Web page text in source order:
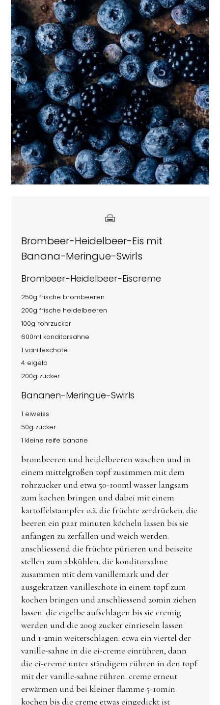
Brombeer-Heidelbeer-Eis mit
Banana-Meringue-Swirls
Brombeer-Heidelbeer-Eiscreme
250g frische brombeeren
200g frische heidelbeeren
100g rohrzucker
600ml konditorsahne
1 vanilleschote
4 eigelb
200g zucker
Bananen-Meringue-Swirls
1 eiweiss
50g zucker
1 kleine reife banane
brombeeren und heidelbeeren waschen und in
einem mittelgroßen topf zusammen mit dem
rohrzucker und etwa 50-100ml wasser langsam
zum kochen bringen und dabei mit einem
kartoffelstampfer o.ä. die früchte zerdrücken. die
beeren ein paar minuten köcheln lassen bis sie
anfangen zu zerfallen und weich werden.
anschliessend die früchte pürieren und beiseite
stellen zum abkühlen. die konditorsahne
zusammen mit dem vanillemark und der
ausgekratzen vanilleschote in einem topf zum
kochen bringen und anschliessend 20min ziehen
lassen. die eigelbe aufschlagen bis sie cremig
werden und die 200g zucker einrieseln lassen
und 1-2min weiterschlagen. etwa ein viertel der
vanille-sahne in die ei-creme einrühren, dann
die ei-creme unter ständigem rühren in den topf
mit der vanille-sahne rühren. creme erneut
erwärmen und bei kleiner flamme 5-10min
kochen bis die creme etwas eingedickt ist